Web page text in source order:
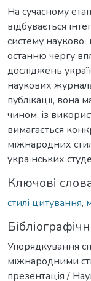
На сучасному
відбувається
систему
останню чергу
досліджень
наукових
публікації,
чином, із
вимагається
міжнародних
українських
Ключові
стилі цитування,
Упорядкування
міжнародними
презентація /